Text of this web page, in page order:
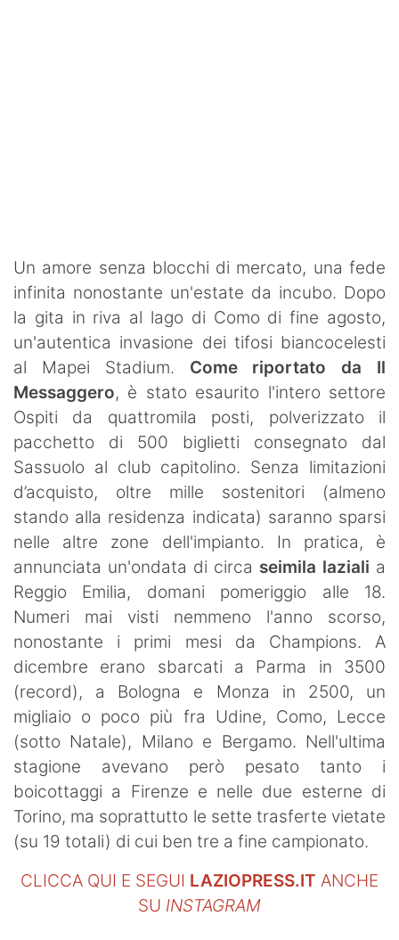
Un amore senza blocchi di mercato, una fede
infinita nonostante un'estate da incubo. Dopo
la gita in riva al lago di Como di fine agosto,
un'autentica invasione dei tifosi biancocelesti
al Mapei Stadium. Come riportato da Il
Messaggero, è stato esaurito l'intero settore
Ospiti da quattromila posti, polverizzato il
pacchetto di 500 biglietti consegnato dal
Sassuolo al club capitolino. Senza limitazioni
d’acquisto, oltre mille sostenitori (almeno
stando alla residenza indicata) saranno sparsi
nelle altre zone dell'impianto. In pratica, è
annunciata un'ondata di circa seimila laziali a
Reggio Emilia, domani pomeriggio alle 18.
Numeri mai visti nemmeno l'anno scorso,
nonostante i primi mesi da Champions. A
dicembre erano sbarcati a Parma in 3500
(record), a Bologna e Monza in 2500, un
migliaio o poco più fra Udine, Como, Lecce
(sotto Natale), Milano e Bergamo. Nell'ultima
stagione avevano però pesato tanto i
boicottaggi a Firenze e nelle due esterne di
Torino, ma soprattutto le sette trasferte vietate
(su 19 totali) di cui ben tre a fine campionato.
CLICCA QUI E SEGUI LAZIOPRESS.IT ANCHE
SU INSTAGRAM